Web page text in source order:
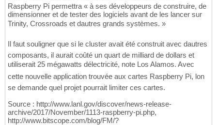
Raspberry Pi permettra « à ses développeurs de construire, de
dimensionner et de tester des logiciels avant de les lancer sur
Trinity, Crossroads et dautres grands systèmes. »
Il faut souligner que si le cluster avait été construit avec dautres
composants, il aurait coûté un quart de milliard de dollars et
utiliserait 25 mégawatts délectricité, note Los Alamos. Avec
cette nouvelle application trouvée aux cartes Raspberry Pi, lon
se demande quel projet pourrait limiter ces cartes.
Source : http://www.lanl.gov/discover/news-release-
archive/2017/November/1113-raspberry-pi.php,
http://www.bitscope.com/blog/FM/?